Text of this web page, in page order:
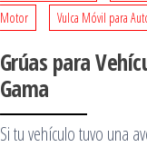
Motor
Vulca Móvil para
Grúas para
Gama
Si tu vehículo tuvo una